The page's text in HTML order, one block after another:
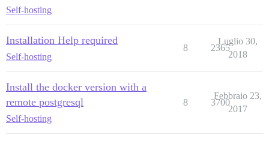
Self-hosting
Installation Help required
Self-hosting
8 2365
Luglio 30,
2018
Install the docker version with a
remote postgresql
Self-hosting
8 3700
Febbraio 23,
2017